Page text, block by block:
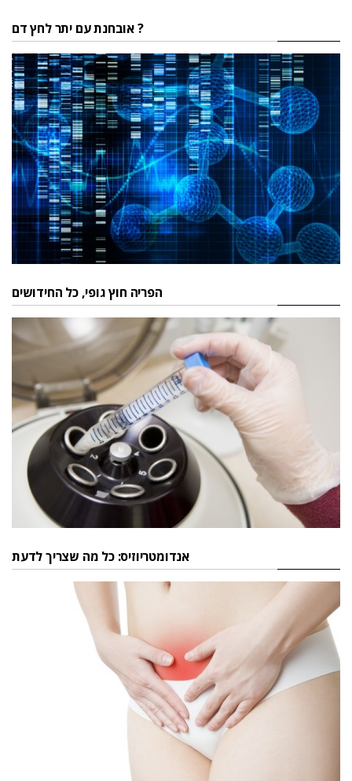
אובחנת עם יתר לחץ דם ?
הפריה חוץ גופי, כל החידושים
אנדומטריוזיס: כל מה שצריך לדעת